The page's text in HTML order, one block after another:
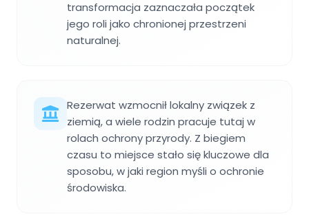
transformacja zaznaczała początek
jego roli jako chronionej przestrzeni
naturalnej.
Rezerwat wzmocnił lokalny związek z
ziemią, a wiele rodzin pracuje tutaj w
rolach ochrony przyrody. Z biegiem
czasu to miejsce stało się kluczowe dla
sposobu, w jaki region myśli o ochronie
środowiska.